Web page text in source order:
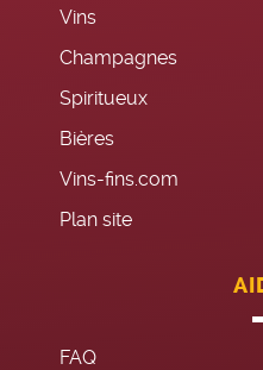
Vins
Champagnes
Spiritueux
Bières
Vins-fins.com
Plan site
FAQ